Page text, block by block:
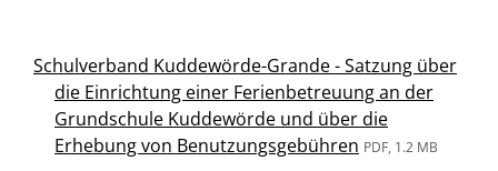
Schulverband Kuddewörde-Grande - Satzung über
die Einrichtung einer Ferienbetreuung an der
Grundschule Kuddewörde und über die
Erhebung von Benutzungsgebühren PDF, 1.2 MB